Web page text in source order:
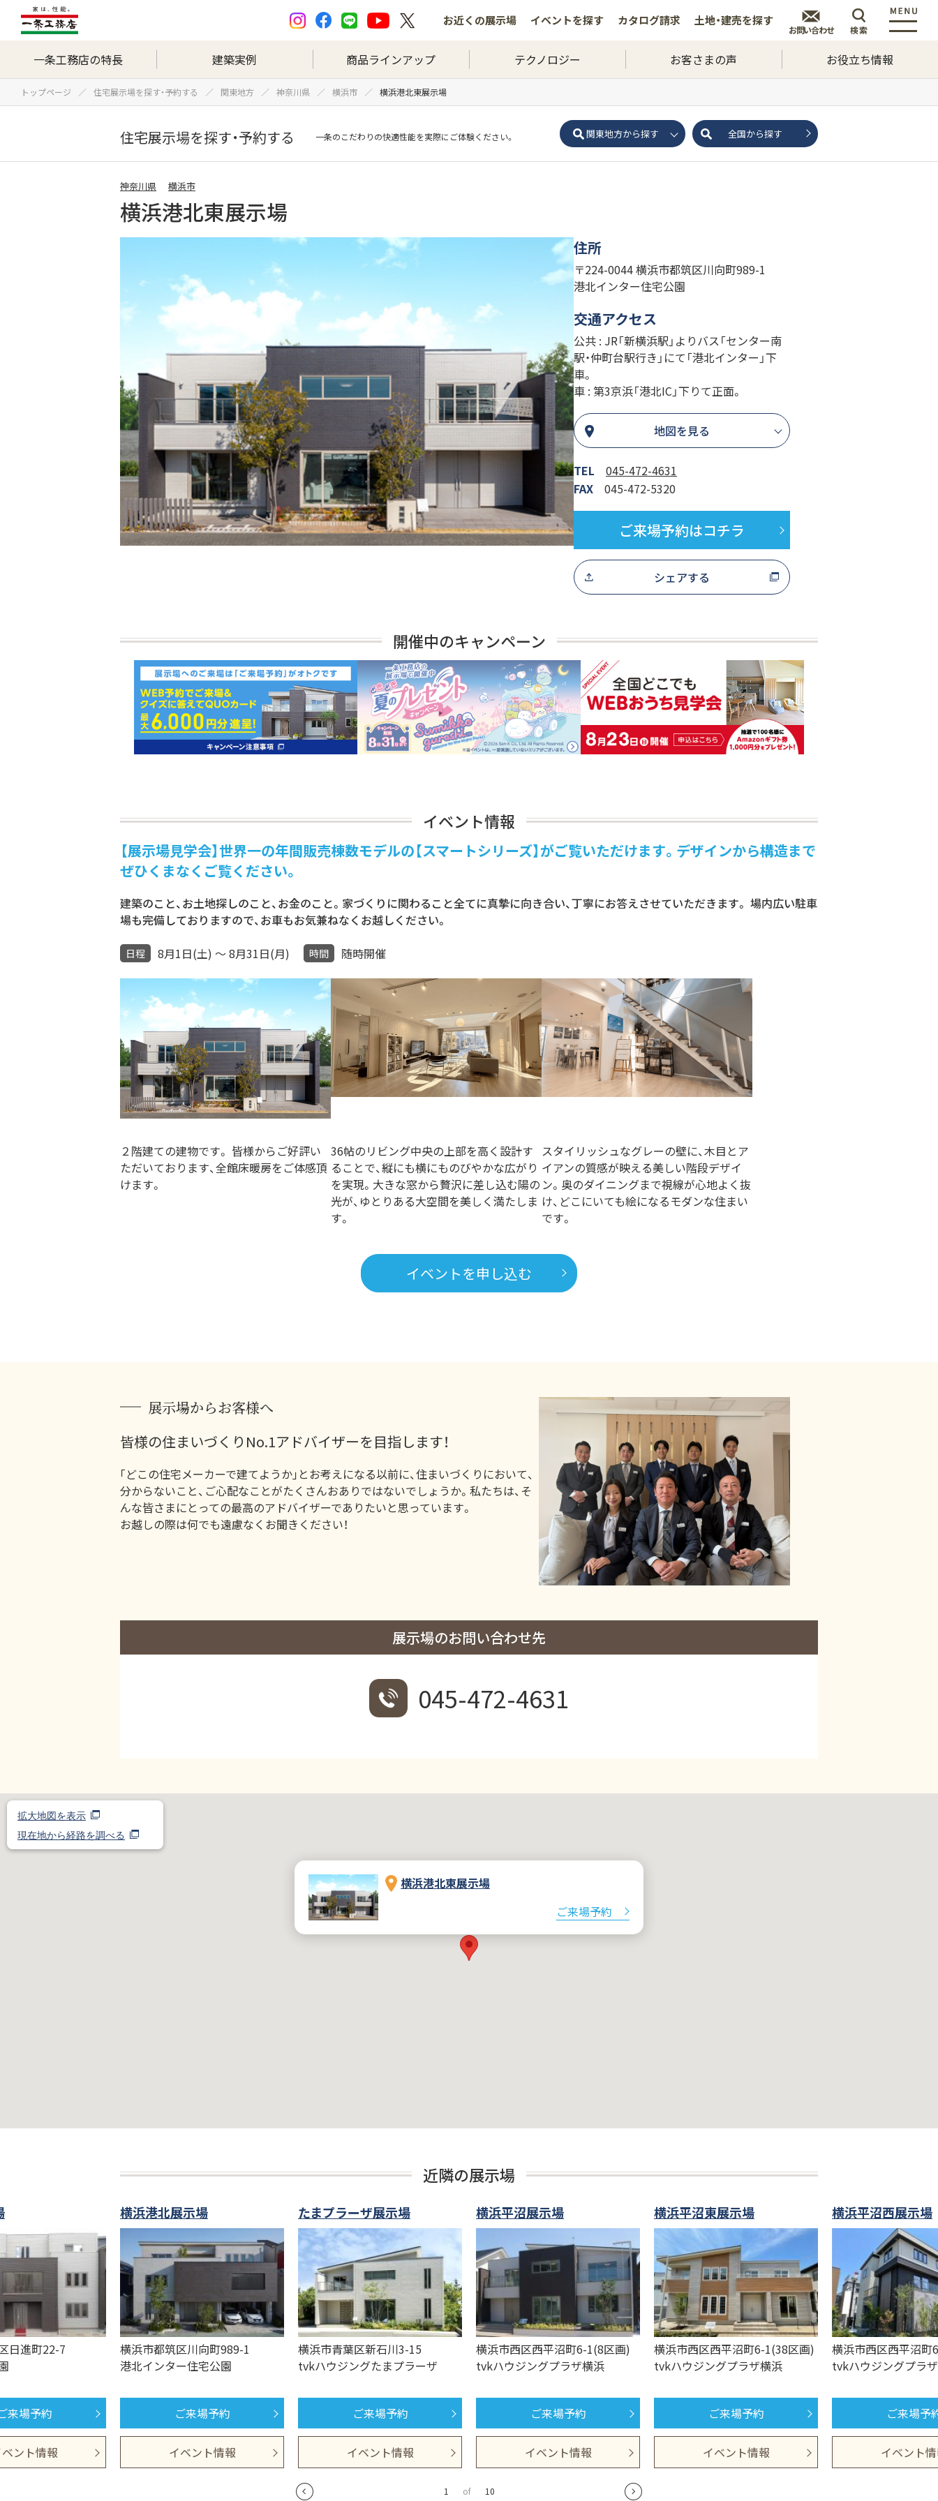
お近くの展示場 イベントを探す カタログ請求 土地・建売を探す
お問い合わせ 検索
一条工務店の特長 建築実例 商品ラインアップ テクノロジー お客さまの声 お役立ち情報
トップページ 住宅展示場を探す・予約する 関東地方 神奈川県 横浜市 横浜港北東展示場
住宅展示場を探す・予約する 一条のこだわりの快適性能を実際にご体験ください。 関東地方から探す 全国から探す
神奈川県 横浜市
横浜港北東展示場
住所
〒224-0044 横浜市都筑区川向町989-1
港北インター住宅公園
交通アクセス
公共 : JR「新横浜駅」よりバス「センター南
駅・仲町台駅行き」にて「港北インター」下
車。
車 : 第3京浜「港北IC」下りて正面。
地図を見る
TEL 045-472-4631
FAX 045-472-5320
ご来場予約はコチラ
シェアする
開催中のキャンペーン
イベント情報
【展示場見学会】世界一の年間販売棟数モデルの【スマートシリーズ】がご覧いただけます。デザインから構造まで
ぜひくまなくご覧ください。
建築のこと、お土地探しのこと、お金のこと。家づくりに関わること全てに真摯に向き合い、丁寧にお答えさせていただきます。 場内広い駐車
場も完備しておりますので、お車もお気兼ねなくお越しください。
日程 8月1日(土) ～ 8月31日(月) 時間 随時開催
２階建ての建物です。 皆様からご好評い
ただいております、全館床暖房をご体感頂
けます。
36帖のリビング中央の上部を高く設計す
ることで、縦にも横にものびやかな広がり
を実現。大きな窓から贅沢に差し込む陽の
光が、ゆとりある大空間を美しく満たしま
す。
スタイリッシュなグレーの壁に、木目とア
イアンの質感が映える美しい階段デザイ
ン。奥のダイニングまで視線が心地よく抜
け、どこにいても絵になるモダンな住まい
です。
イベントを申し込む
展示場からお客様へ
皆様の住まいづくりNo.1アドバイザーを目指します！
｢どこの住宅メーカーで建てようか｣とお考えになる以前に、住まいづくりにおいて、
分からないこと、ご心配なことがたくさんおありではないでしょうか。私たちは、そ
んな皆さまにとっての最高のアドバイザーでありたいと思っています。
お越しの際は何でも遠慮なくお聞きください！
展示場のお問い合わせ先
045-472-4631
拡大地図を表示
現在地から経路を調べる
横浜港北東展示場
ご来場予約
近隣の展示場
日進町22-7
来場予約
ント情報
横浜港北展示場
横浜市都筑区川向町989-1
港北インター住宅公園
ご来場予約
イベント情報
たまプラーザ展示場
横浜市青葉区新石川3-15
tvkハウジングたまプラーザ
ご来場予約
イベント情報
横浜平沼展示場
横浜市西区西平沼町6-1(8区画)
tvkハウジングプラザ横浜
ご来場予約
イベント情報
横浜平沼東展示場
横浜市西区西平沼町6-1(38区画)
tvkハウジングプラザ横浜
ご来場予約
イベント情報
横浜平沼西展示場
横浜市西区西平沼町
tvkハウジングプラ
ご来場予
イベント
1 of 10